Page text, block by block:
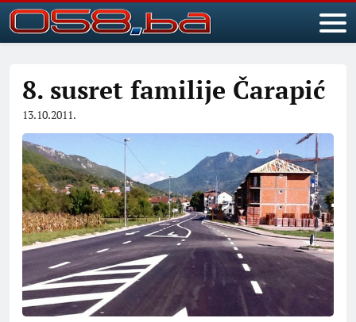
8. susret familije Čarapić
13.10.2011.